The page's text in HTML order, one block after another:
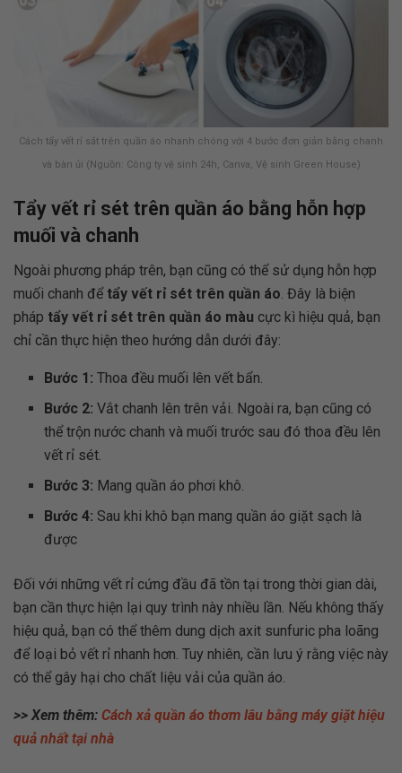
Cách tẩy vết rỉ sắt trên quần áo nhanh chóng với 4 bước đơn giản bằng chanh
và bàn ủi (Nguồn: Công ty vệ sinh 24h, Canva, Vệ sinh Green House)
Tẩy vết rỉ sét trên quần áo bằng hỗn hợp
muối và chanh
Ngoài phương pháp trên, bạn cũng có thể sử dụng hỗn hợp
muối chanh để tẩy vết rỉ sét trên quần áo. Đây là biện
pháp tẩy vết rỉ sét trên quần áo màu cực kì hiệu quả, bạn
chỉ cần thực hiện theo hướng dẫn dưới đây:
Bước 1:Thoa đều muối lên vết bẩn.
Bước 2:Vắt chanh lên trên vải. Ngoài ra, bạn cũng có
thể trộn nước chanh và muối trước sau đó thoa đều lên
vết rỉ sét.
Bước 3: Mang quần áo phơi khô.
Bước 4: Sau khi khô bạn mang quần áo giặt sạch là
được
Đối với những vết rỉ cứng đầu đã tồn tại trong thời gian dài,
bạn cần thực hiện lại quy trình này nhiều lần. Nếu không thấy
hiệu quả, bạn có thể thêm dung dịch axit sunfuric pha loãng
để loại bỏ vết rỉ nhanh hơn. Tuy nhiên, cần lưu ý rằng việc này
có thể gây hại cho chất liệu vải của quần áo.
>> Xem thêm: Cách xả quần áo thơm lâu bằng máy giặt hiệu
quả nhất tại nhà